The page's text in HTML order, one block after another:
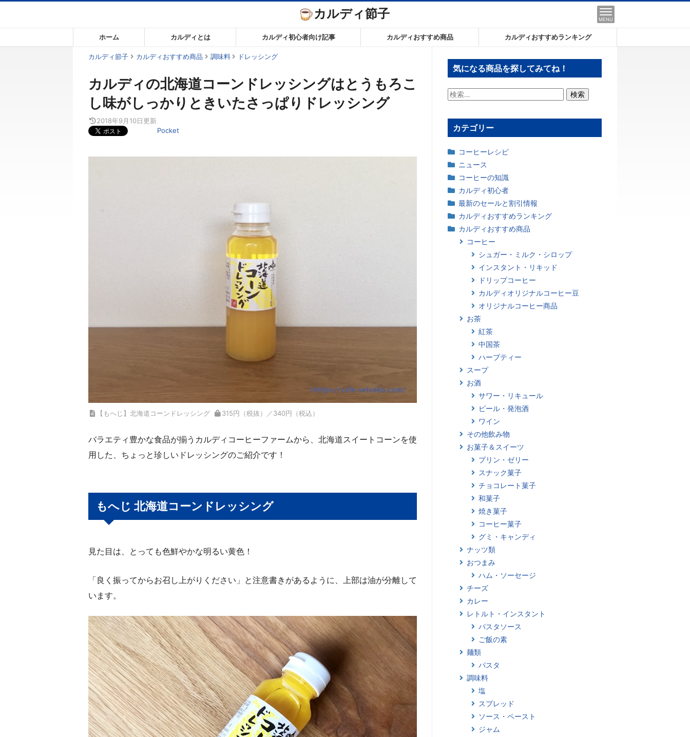
ン
カルディ節子 MENU
ホーム カルディとは カルディ初心者向け記事 カルディおすすめ商品 カルディおすすめランキング
カルディ節子 カルディおすすめ商品 調味料 ドレッシング
カルディの北海道コーンドレッシングはとうもろこ
し味がしっかりときいたさっぱりドレッシング
2018年9月10日更新
Pocket
【もへじ】北海道コーンドレッシング 315円（税抜）／340円（税込）
バラエティ豊かな食品が揃うカルディコーヒーファームから、北海道スイートコーンを使
用した、ちょっと珍しいドレッシングのご紹介です！
もへじ 北海道コーンドレッシング
見た目は、とっても色鮮やかな明るい黄色！
「良く振ってからお召し上がりください」と注意書きがあるように、上部は油が分離して
います。
気になる商品を探してみてね！
検
カテゴリー
コーヒーレシピ
ニュース
コーヒーの知識
カルディ初心者
最新のセールと割引情報
カルディおすすめランキング
カルディおすすめ商品
コーヒー
シュガー・ミルク・シロップ
インスタント・リキッド
ドリップコーヒー
カルディオリジナルコーヒー豆
オリジナルコーヒー商品
お茶
紅茶
中国茶
ハーブティー
スープ
お酒
サワー・リキュール
ビール・発泡酒
ワイン
その他飲み物
お菓子＆スイーツ
プリン・ゼリー
スナック菓子
チョコレート菓子
和菓子
焼き菓子
コーヒー菓子
グミ・キャンディ
ナッツ類
おつまみ
ハム・ソーセージ
チーズ
カレー
レトルト・インスタント
パスタソース
ご飯の素
麺類
パスタ
調味料
塩
スプレッド
ソース・ペースト
ジャム